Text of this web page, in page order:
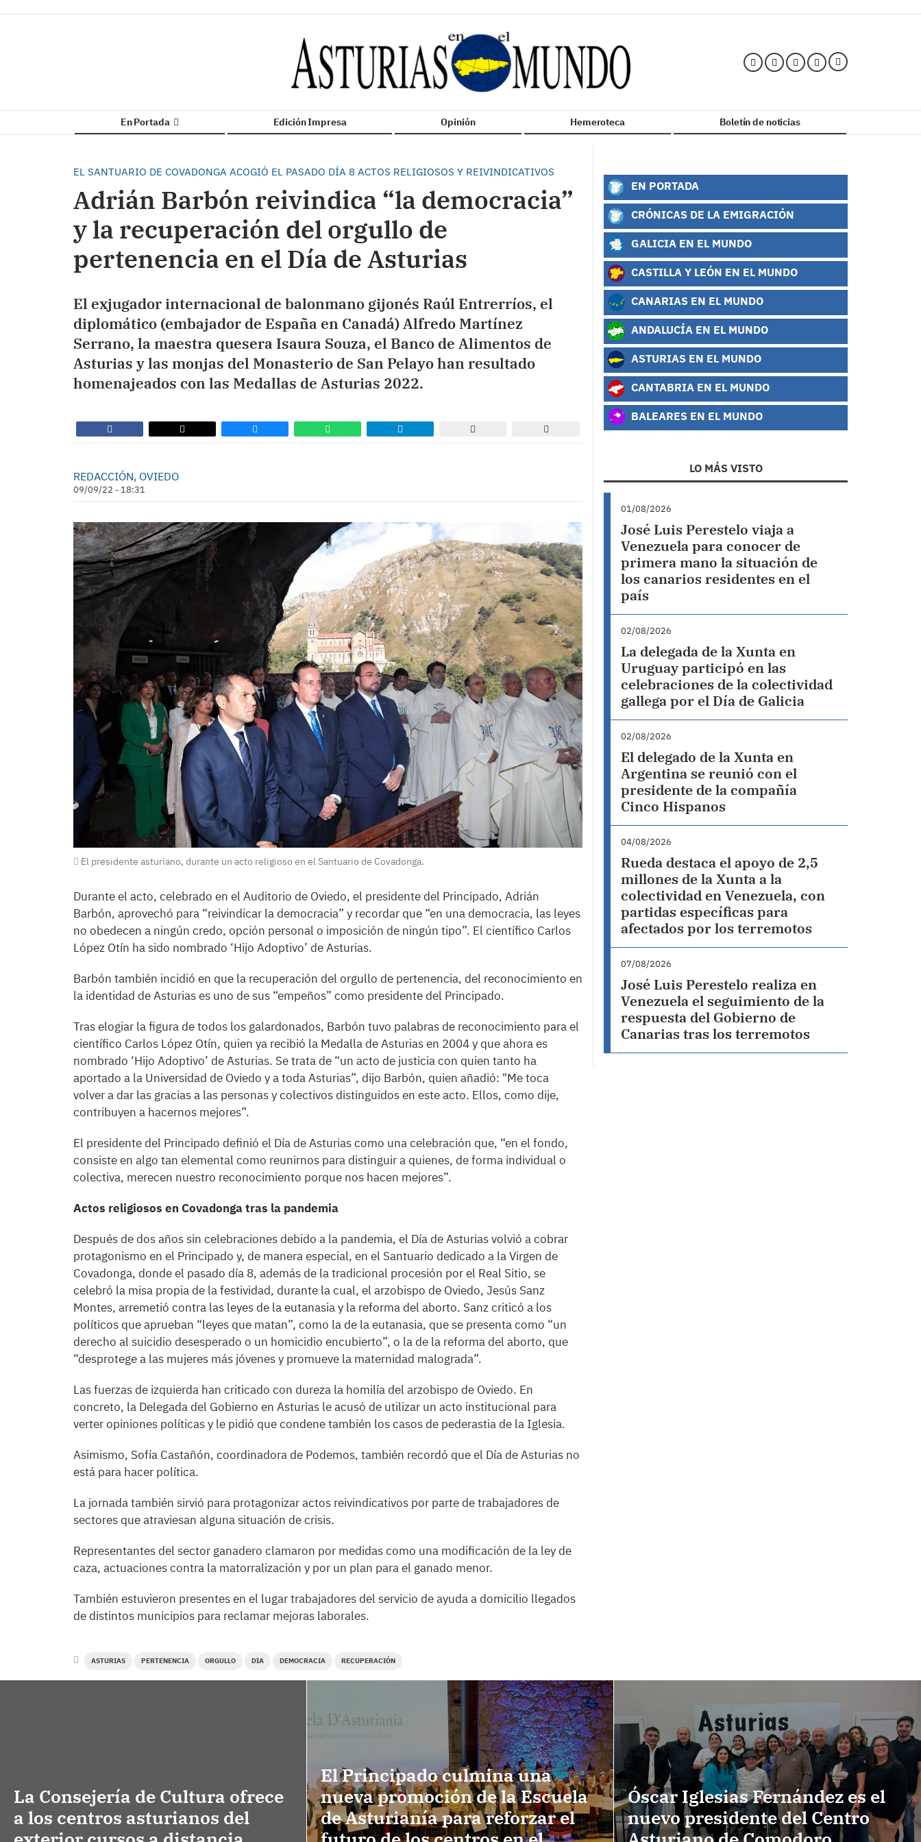
En Portada Edición Impresa Opinión Hemeroteca Boletín de noticias
EL SANTUARIO DE COVADONGA ACOGIÓ EL PASADO DÍA 8 ACTOS RELIGIOSOS Y REIVINDICATIVOS
Adrián Barbón reivindica “la democracia”
y la recuperación del orgullo de
pertenencia en el Día de Asturias
El exjugador internacional de balonmano gijonés Raúl Entrerríos, el
diplomático (embajador de España en Canadá) Alfredo Martínez
Serrano, la maestra quesera Isaura Souza, el Banco de Alimentos de
Asturias y las monjas del Monasterio de San Pelayo han resultado
homenajeados con las Medallas de Asturias 2022.
REDACCIÓN, OVIEDO
09/09/22 - 18:31
El presidente asturiano, durante un acto religioso en el Santuario de Covadonga.
Durante el acto, celebrado en el Auditorio de Oviedo, el presidente del Principado, Adrián
Barbón, aprovechó para “reivindicar la democracia” y recordar que “en una democracia, las leyes
no obedecen a ningún credo, opción personal o imposición de ningún tipo”. El científico Carlos
López Otín ha sido nombrado ‘Hijo Adoptivo’ de Asturias.
Barbón también incidió en que la recuperación del orgullo de pertenencia, del reconocimiento en
la identidad de Asturias es uno de sus “empeños” como presidente del Principado.
Tras elogiar la figura de todos los galardonados, Barbón tuvo palabras de reconocimiento para el
científico Carlos López Otín, quien ya recibió la Medalla de Asturias en 2004 y que ahora es
nombrado ‘Hijo Adoptivo’ de Asturias. Se trata de “un acto de justicia con quien tanto ha
aportado a la Universidad de Oviedo y a toda Asturias”, dijo Barbón, quien añadió: "Me toca
volver a dar las gracias a las personas y colectivos distinguidos en este acto. Ellos, como dije,
contribuyen a hacernos mejores”.
El presidente del Principado definió el Día de Asturias como una celebración que, “en el fondo,
consiste en algo tan elemental como reunirnos para distinguir a quienes, de forma individual o
colectiva, merecen nuestro reconocimiento porque nos hacen mejores”.
Actos religiosos en Covadonga tras la pandemia
Después de dos años sin celebraciones debido a la pandemia, el Día de Asturias volvió a cobrar
protagonismo en el Principado y, de manera especial, en el Santuario dedicado a la Virgen de
Covadonga, donde el pasado día 8, además de la tradicional procesión por el Real Sitio, se
celebró la misa propia de la festividad, durante la cual, el arzobispo de Oviedo, Jesús Sanz
Montes, arremetió contra las leyes de la eutanasia y la reforma del aborto. Sanz criticó a los
políticos que aprueban “leyes que matan”, como la de la eutanasia, que se presenta como “un
derecho al suicidio desesperado o un homicidio encubierto”, o la de la reforma del aborto, que
“desprotege a las mujeres más jóvenes y promueve la maternidad malograda”.
Las fuerzas de izquierda han criticado con dureza la homilía del arzobispo de Oviedo. En
concreto, la Delegada del Gobierno en Asturias le acusó de utilizar un acto institucional para
verter opiniones políticas y le pidió que condene también los casos de pederastia de la Iglesia.
Asimismo, Sofía Castañón, coordinadora de Podemos, también recordó que el Día de Asturias no
está para hacer política.
La jornada también sirvió para protagonizar actos reivindicativos por parte de trabajadores de
sectores que atraviesan alguna situación de crisis.
Representantes del sector ganadero clamaron por medidas como una modificación de la ley de
caza, actuaciones contra la matorralización y por un plan para el ganado menor.
También estuvieron presentes en el lugar trabajadores del servicio de ayuda a domicilio llegados
de distintos municipios para reclamar mejoras laborales.
ASTURIAS PERTENENCIA ORGULLO DIA DEMOCRACIA RECUPERACIÓN
EN PORTADA
CRÓNICAS DE LA EMIGRACIÓN
GALICIA EN EL MUNDO
CASTILLA Y LEÓN EN EL MUNDO
CANARIAS EN EL MUNDO
ANDALUCÍA EN EL MUNDO
ASTURIAS EN EL MUNDO
CANTABRIA EN EL MUNDO
BALEARES EN EL MUNDO
LO MÁS VISTO
01/08/2026
José Luis Perestelo viaja a
Venezuela para conocer de
primera mano la situación de
los canarios residentes en el
país
02/08/2026
La delegada de la Xunta en
Uruguay participó en las
celebraciones de la colectividad
gallega por el Día de Galicia
02/08/2026
El delegado de la Xunta en
Argentina se reunió con el
presidente de la compañía
Cinco Hispanos
04/08/2026
Rueda destaca el apoyo de 2,5
millones de la Xunta a la
colectividad en Venezuela, con
partidas específicas para
afectados por los terremotos
07/08/2026
José Luis Perestelo realiza en
Venezuela el seguimiento de la
respuesta del Gobierno de
Canarias tras los terremotos
La Consejería de Cultura ofrece
a los centros asturianos del
El Principado culmina una
nueva promoción de la Escuela
de Asturianía para reforzar el
Óscar Iglesias Fernández es el
nuevo presidente del Centro